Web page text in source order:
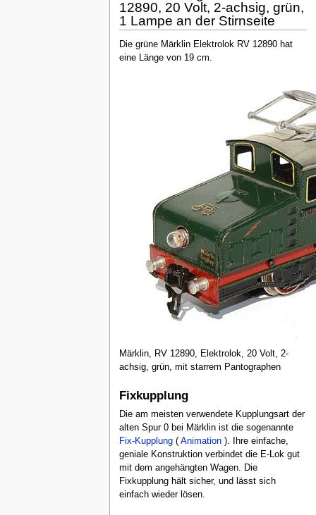
12890, 20 Volt, 2-achsig, grün,
1 Lampe an der Stirnseite
Die grüne Märklin Elektrolok RV 12890 hat
eine Länge von 19 cm.
Märklin, RV 12890, Elektrolok, 20 Volt, 2-
achsig, grün, mit starrem Pantographen
Fixkupplung
Die am meisten verwendete Kupplungsart der
alten Spur 0 bei Märklin ist die sogenannte
Fix-Kupplung( Animation). Ihre einfache,
geniale Konstruktion verbindet die E-Lok gut
mit dem angehängten Wagen. Die
Fixkupplung hält sicher, und lässt sich
einfach wieder lösen.